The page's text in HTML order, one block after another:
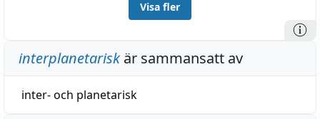
Visa fler
interplanetariskär sammansatt av
inter-och planetarisk